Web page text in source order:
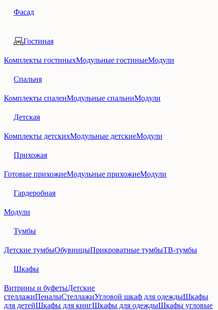
Фасад
Гостиная
Комплекты гостиныхМодульные гостиныеМодули
Спальня
Комплекты спаленМодульные спальниМодули
Детская
Комплекты детскихМодульные детскиеМодули
Прихожая
Готовые прихожиеМодульные прихожиеМодули
Гардеробная
Модули
Тумбы
Детские тумбыОбувницыПрикроватные тумбыТВ-тумбы
Шкафы
Витрины и буфетыДетские
стеллажиПеналыСтеллажиУгловой шкаф для одеждыШкафы
для детейШкафы для книгШкафы для одеждыШкафы угловые